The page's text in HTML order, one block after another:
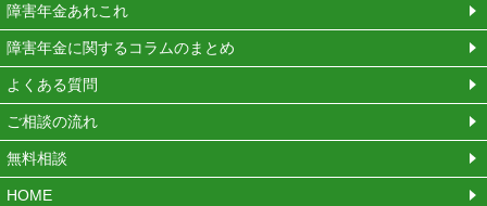
障害年金あれこれ
障害年金に関するコラムのまとめ
よくある質問
ご相談の流れ
無料相談
HOME